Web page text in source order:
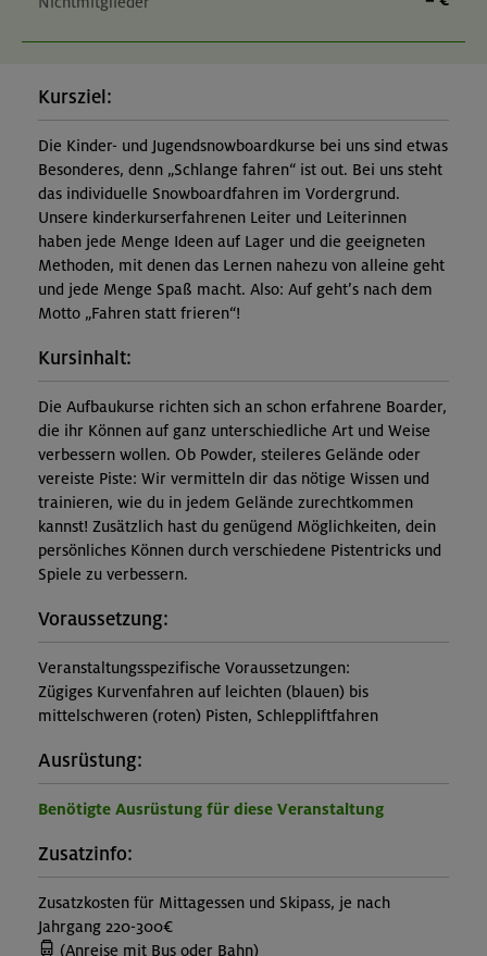
Kursziel:
Die Kinder- und Jugendsnowboardkurse bei uns sind etwas
Besonderes, denn „Schlange fahren“ ist out. Bei uns steht
das individuelle Snowboardfahren im Vordergrund.
Unsere kinderkurserfahrenen Leiter und Leiterinnen
haben jede Menge Ideen auf Lager und die geeigneten
Methoden, mit denen das Lernen nahezu von alleine geht
und jede Menge Spaß macht. Also: Auf geht’s nach dem
Motto „Fahren statt frieren“!
Kursinhalt:
Die Aufbaukurse richten sich an schon erfahrene Boarder,
die ihr Können auf ganz unterschiedliche Art und Weise
verbessern wollen. Ob Powder, steileres Gelände oder
vereiste Piste: Wir vermitteln dir das nötige Wissen und
trainieren, wie du in jedem Gelände zurechtkommen
kannst! Zusätzlich hast du genügend Möglichkeiten, dein
persönliches Können durch verschiedene Pistentricks und
Spiele zu verbessern.
Voraussetzung:
Veranstaltungsspezifische Voraussetzungen:
Zügiges Kurvenfahren auf leichten (blauen) bis
mittelschweren (roten) Pisten, Schleppliftfahren
Ausrüstung:
Benötigte Ausrüstung für diese Veranstaltung
Zusatzinfo:
Zusatzkosten für Mittagessen und Skipass, je nach
Jahrgang 220-300€
(Anreise mit Bus oder Bahn)